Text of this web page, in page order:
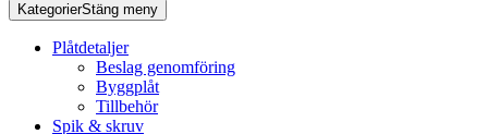
KategorierStäng meny
Plåtdetaljer
Beslag genomföring
Byggplåt
Tillbehör
Spik & skruv